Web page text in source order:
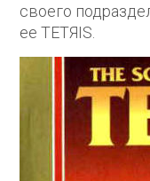
своего
ее TETЯIS.